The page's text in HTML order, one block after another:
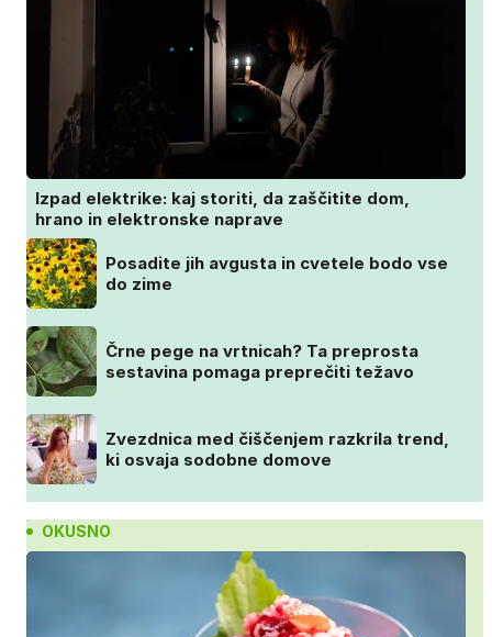
Izpad elektrike: kaj storiti, da zaščitite dom,
hrano in elektronske naprave
Posadite jih avgusta in cvetele bodo vse
do zime
Črne pege na vrtnicah? Ta preprosta
sestavina pomaga preprečiti težavo
Zvezdnica med čiščenjem razkrila trend,
ki osvaja sodobne domove
OKUSNO